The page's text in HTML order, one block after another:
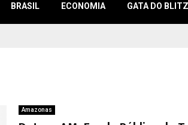
BRASIL ECONOMIA GATA DO BLITZ
Amazonas